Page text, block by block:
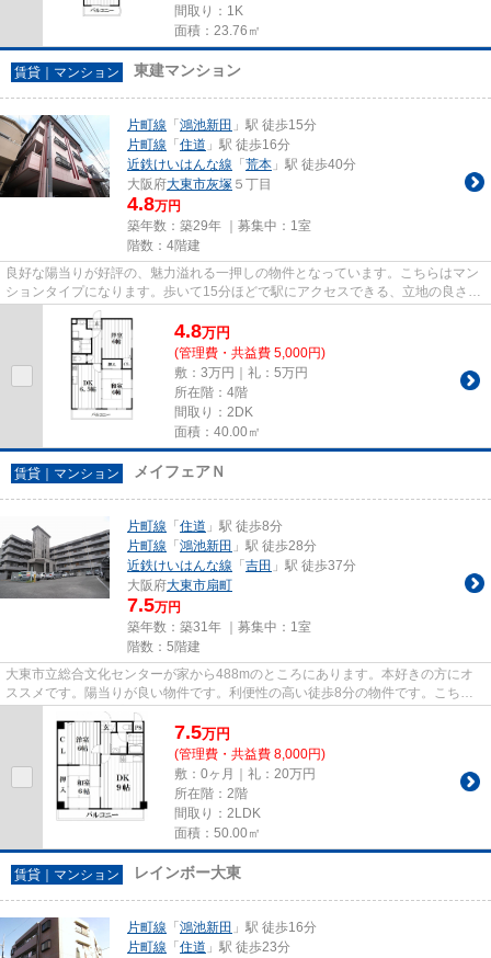
間取り：1K
面積：23.76㎡
賃貸｜マンション 東建マンション
片町線 「 鴻池新田 」駅 徒歩15分
片町線 「 住道 」駅 徒歩16分
近鉄けいはんな線 「 荒本 」駅 徒歩40分
大阪府大東市灰塚 ５丁目
4.8万円
築年数：築29年 ｜募集中： 1室
階数：4階建
良好な陽当りが好評の、魅力溢れる一押しの物件となっています。こちらはマン
ションタイプになります。歩いて15分ほどで駅にアクセスできる、立地の良さも
魅力の物件です。最上階の物...
4.8万円
(管理費・共益費 5,000円)
敷：3万円｜礼：5万円
所在階：4階
間取り：2DK
面積：40.00㎡
賃貸｜マンション メイフェアＮ
片町線 「 住道 」駅 徒歩8分
片町線 「 鴻池新田 」駅 徒歩28分
近鉄けいはんな線 「 吉田 」駅 徒歩37分
大阪府大東市扇町
7.5万円
築年数：築31年 ｜募集中： 1室
階数：5階建
大東市立総合文化センターが家から488mのところにあります。本好きの方にオ
ススメです。陽当りが良い物件です。利便性の高い徒歩8分の物件です。こちら
はマンションタイプになります。...
7.5万円
(管理費・共益費 8,000円)
敷：0ヶ月｜礼：20万円
所在階：2階
間取り：2LDK
面積：50.00㎡
賃貸｜マンション レインボー大東
片町線 「 鴻池新田 」駅 徒歩16分
片町線 「 住道 」駅 徒歩23分